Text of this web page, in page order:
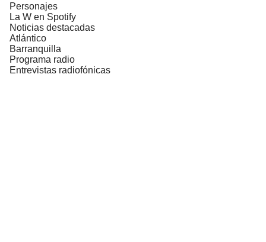
Personajes
La W en Spotify
Noticias destacadas
Atlántico
Barranquilla
Programa radio
Entrevistas radiofónicas